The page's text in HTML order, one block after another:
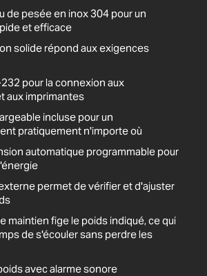
de pesée en inox 304 pour un
et efficace
solide répond aux exigences
pour la connexion aux
aux imprimantes
incluse pour un
pratiquement n'importe où
automatique programmable pour
permet de vérifier et d'ajuster
maintien fige le poids indiqué, ce qui
de s'écouler sans perdre les
avec alarme sonore